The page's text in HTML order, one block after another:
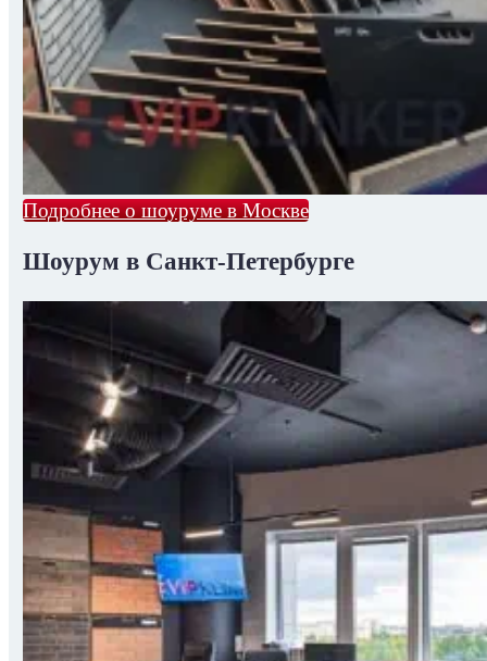
Подробнее о шоуруме в Москве
Шоурум в Санкт-Петербурге